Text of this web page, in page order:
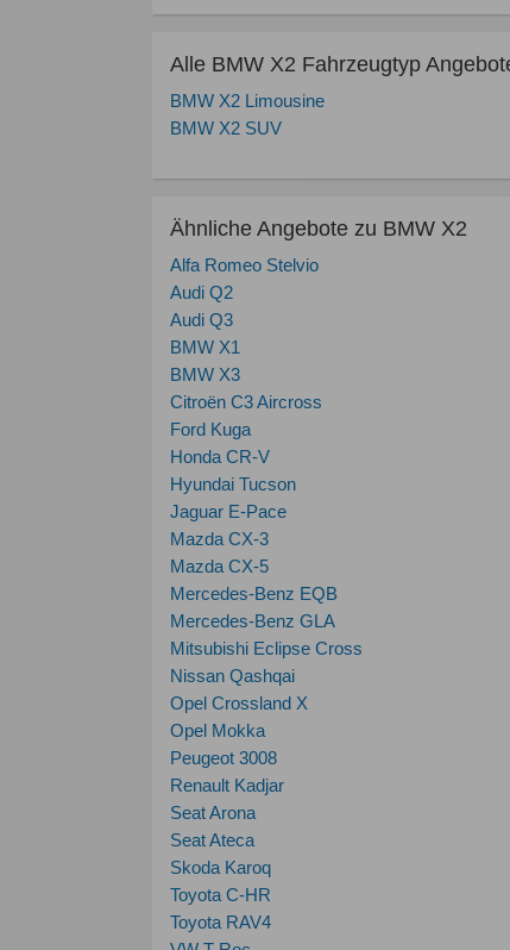
Alle BMW X2 Fahrzeugtyp
BMW X2 Limousine
BMW X2 SUV
Ähnliche Angebote zu BMW X2
Alfa Romeo Stelvio
Audi Q2
Audi Q3
BMW X1
BMW X3
Citroën C3 Aircross
Ford Kuga
Honda CR-V
Hyundai Tucson
Jaguar E-Pace
Mazda CX-3
Mazda CX-5
Mercedes-Benz EQB
Mercedes-Benz GLA
Mitsubishi Eclipse Cross
Nissan Qashqai
Opel Crossland X
Opel Mokka
Peugeot 3008
Renault Kadjar
Seat Arona
Seat Ateca
Skoda Karoq
Toyota C-HR
Toyota RAV4